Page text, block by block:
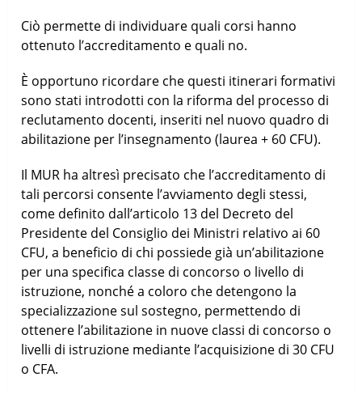
Ciò permette di individuare quali corsi hanno
ottenuto l’accreditamento e quali no.
È opportuno ricordare che questi itinerari formativi
sono stati introdotti con la riforma del processo di
reclutamento docenti, inseriti nel nuovo quadro di
abilitazione per l’insegnamento (laurea + 60 CFU).
Il MUR ha altresì precisato che l’accreditamento di
tali percorsi consente l’avviamento degli stessi,
come definito dall’articolo 13 del Decreto del
Presidente del Consiglio dei Ministri relativo ai 60
CFU, a beneficio di chi possiede già un’abilitazione
per una specifica classe di concorso o livello di
istruzione, nonché a coloro che detengono la
specializzazione sul sostegno, permettendo di
ottenere l’abilitazione in nuove classi di concorso o
livelli di istruzione mediante l’acquisizione di 30 CFU
o CFA.